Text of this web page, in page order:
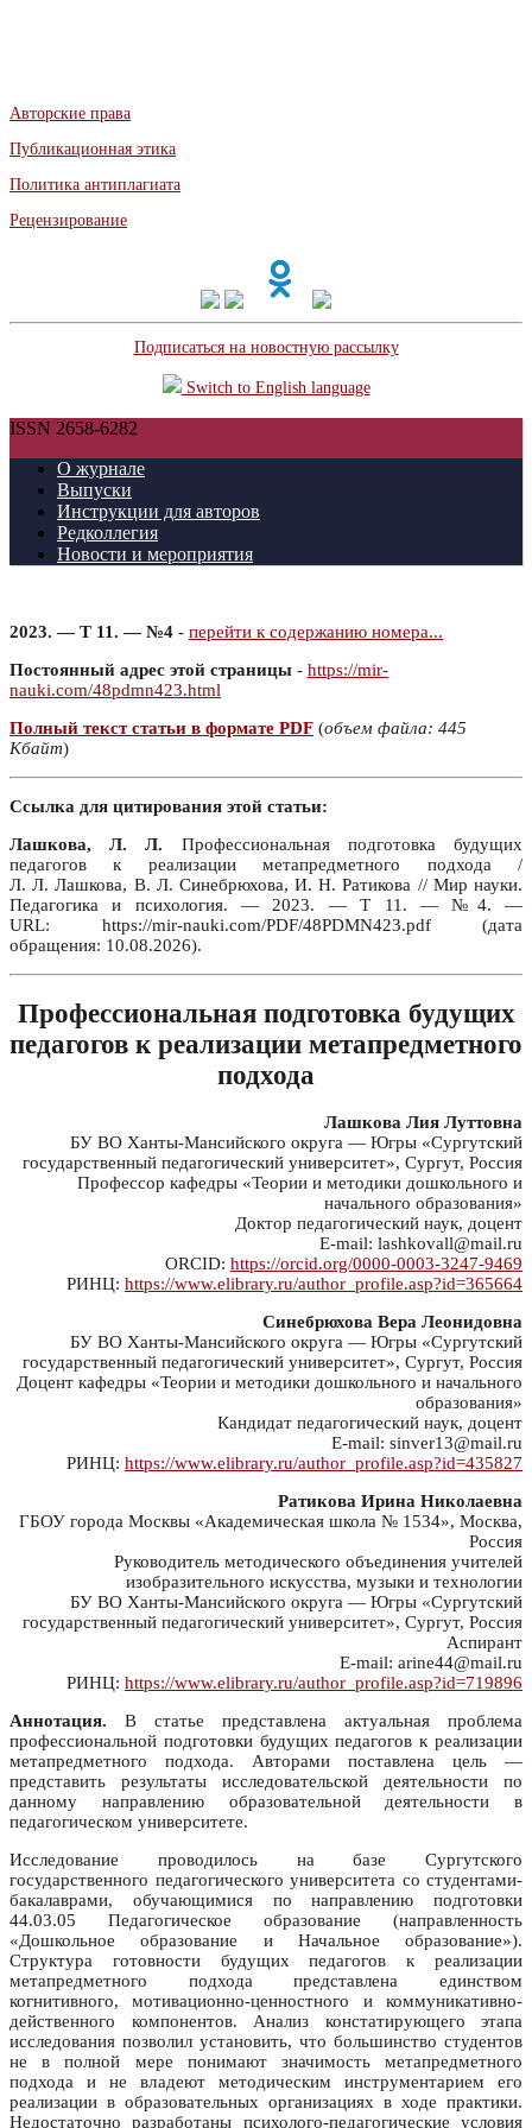
Авторские права
Публикационная этика
Политика антиплагиата
Рецензирование
Подписаться на новостную рассылку
Switch to English language
ISSN 2658-6282
О журнале
Выпуски
Инструкции для авторов
Редколлегия
Новости и мероприятия
2023. — Т 11. — №4 - перейти к содержанию номера...
Постоянный адрес этой страницы - https://mir-
nauki.com/48pdmn423.html
Полный текст статьи в формате PDF (объем файла: 445
Кбайт)
Ссылка для цитирования этой статьи:
Лашкова, Л. Л. Профессиональная подготовка будущих
педагогов к реализации метапредметного подхода /
Л. Л. Лашкова, В. Л. Синебрюхова, И. Н. Ратикова // Мир науки.
Педагогика и психология. — 2023. — Т 11. — №4. —
URL: https://mir-nauki.com/PDF/48PDMN423.pdf (дата
обращения: 10.08.2026).
Профессиональная подготовка будущих
педагогов к реализации метапредметного
подхода
Лашкова Лия Луттовна
БУ ВО Ханты-Мансийского округа — Югры «Сургутский
государственный педагогический университет», Сургут, Россия
Профессор кафедры «Теории и методики дошкольного и
начального образования»
Доктор педагогический наук, доцент
E-mail: lashkovall@mail.ru
ORCID: https://orcid.org/0000-0003-3247-9469
РИНЦ: https://www.elibrary.ru/author_profile.asp?id=365664
Синебрюхова Вера Леонидовна
БУ ВО Ханты-Мансийского округа — Югры «Сургутский
государственный педагогический университет», Сургут, Россия
Доцент кафедры «Теории и методики дошкольного и начального
образования»
Кандидат педагогический наук, доцент
E-mail: sinver13@mail.ru
РИНЦ: https://www.elibrary.ru/author_profile.asp?id=435827
Ратикова Ирина Николаевна
ГБОУ города Москвы «Академическая школа № 1534», Москва,
Россия
Руководитель методического объединения учителей
изобразительного искусства, музыки и технологии
БУ ВО Ханты-Мансийского округа — Югры «Сургутский
государственный педагогический университет», Сургут, Россия
Аспирант
E-mail: arine44@mail.ru
РИНЦ: https://www.elibrary.ru/author_profile.asp?id=719896
Аннотация. В статье представлена актуальная проблема
профессиональной подготовки будущих педагогов к реализации
метапредметного подхода. Авторами поставлена цель —
представить результаты исследовательской деятельности по
данному направлению образовательной деятельности в
педагогическом университете.
Исследование проводилось на базе Сургутского
государственного педагогического университета со студентами-
бакалаврами, обучающимися по направлению подготовки
44.03.05 Педагогическое образование (направленность
«Дошкольное образование и Начальное образование»).
Структура готовности будущих педагогов к реализации
метапредметного подхода представлена единством
когнитивного, мотивационно-ценностного и коммуникативно-
действенного компонентов. Анализ констатирующего этапа
исследования позволил установить, что большинство студентов
не в полной мере понимают значимость метапредметного
подхода и не владеют методическим инструментарием его
реализации в образовательных организациях в ходе практики.
Недостаточно разработаны психолого-педагогические условия